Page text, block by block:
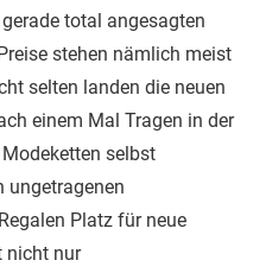
total angesagten
stehen nämlich meist
selten landen die neuen
einem Mal Tragen in der
selbst
ungetragenen
Platz für neue
nicht nur